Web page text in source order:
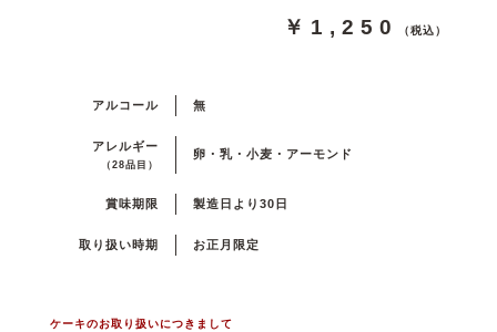
￥1,250 （税込）
アルコール 無
アレルギー
（28品目）
卵・乳・小麦・アーモンド
賞味期限 製造日より30日
取り扱い時期 お正月限定
ケーキのお取り扱いにつきまして